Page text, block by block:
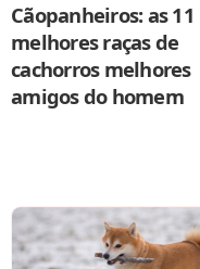
Cãopanheiros: as 11
melhores raças de
cachorros melhores
amigos do homem